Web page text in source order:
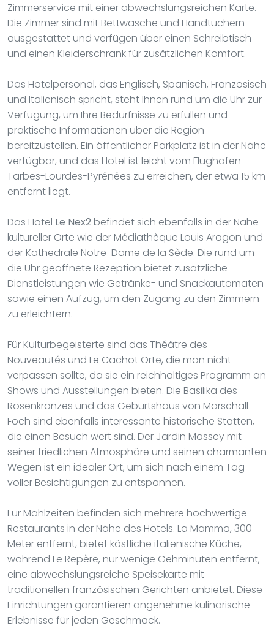
Zimmerservice mit einer abwechslungsreichen Karte.
Die Zimmer sind mit Bettwäsche und Handtüchern
ausgestattet und verfügen über einen Schreibtisch
und einen Kleiderschrank für zusätzlichen Komfort.
Das Hotelpersonal, das Englisch, Spanisch, Französisch
und Italienisch spricht, steht Ihnen rund um die Uhr zur
Verfügung, um Ihre Bedürfnisse zu erfüllen und
praktische Informationen über die Region
bereitzustellen. Ein öffentlicher Parkplatz ist in der Nähe
verfügbar, und das Hotel ist leicht vom Flughafen
Tarbes-Lourdes-Pyrénées zu erreichen, der etwa 15 km
entfernt liegt.
Das Hotel Le Nex2 befindet sich ebenfalls in der Nähe
kultureller Orte wie der Médiathèque Louis Aragon und
der Kathedrale Notre-Dame de la Sède. Die rund um
die Uhr geöffnete Rezeption bietet zusätzliche
Dienstleistungen wie Getränke- und Snackautomaten
sowie einen Aufzug, um den Zugang zu den Zimmern
zu erleichtern.
Für Kulturbegeisterte sind das Théâtre des
Nouveautés und Le Cachot Orte, die man nicht
verpassen sollte, da sie ein reichhaltiges Programm an
Shows und Ausstellungen bieten. Die Basilika des
Rosenkranzes und das Geburtshaus von Marschall
Foch sind ebenfalls interessante historische Stätten,
die einen Besuch wert sind. Der Jardin Massey mit
seiner friedlichen Atmosphäre und seinen charmanten
Wegen ist ein idealer Ort, um sich nach einem Tag
voller Besichtigungen zu entspannen.
Für Mahlzeiten befinden sich mehrere hochwertige
Restaurants in der Nähe des Hotels. La Mamma, 300
Meter entfernt, bietet köstliche italienische Küche,
während Le Repère, nur wenige Gehminuten entfernt,
eine abwechslungsreiche Speisekarte mit
traditionellen französischen Gerichten anbietet. Diese
Einrichtungen garantieren angenehme kulinarische
Erlebnisse für jeden Geschmack.